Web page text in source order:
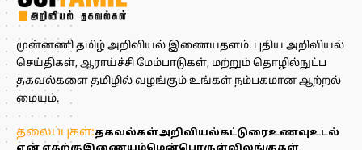
முன்னணி தமிழ் அறிவியல் இணையதளம். புதிய அறிவியல்
செய்திகள், ஆராய்ச்சி மேம்பாடுகள், மற்றும் தொழில்நுட்ப
தகவல்களை தமிழில் வழங்கும் உங்கள் நம்பகமான ஆற்றல்
மையம்.
தலைப்புகள்:தகவல்கள்அறிவியல்கட்டுரைஉணவுஉடல்